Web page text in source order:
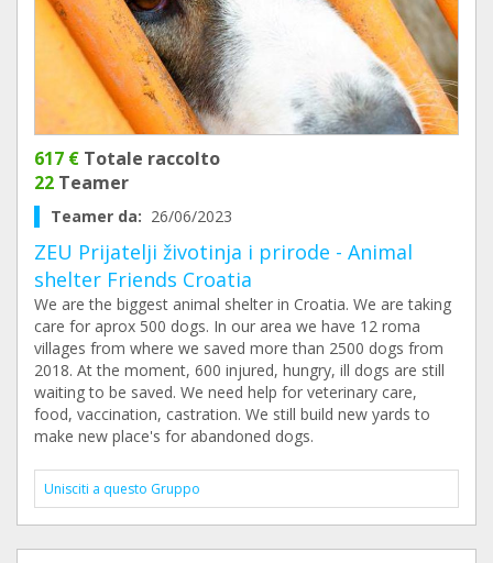
617 € Totale raccolto
22 Teamer
Teamer da: 26/06/2023
ZEU Prijatelji životinja i prirode - Animal
shelter Friends Croatia
We are the biggest animal shelter in Croatia. We are taking
care for aprox 500 dogs. In our area we have 12 roma
villages from where we saved more than 2500 dogs from
2018. At the moment, 600 injured, hungry, ill dogs are still
waiting to be saved. We need help for veterinary care,
food, vaccination, castration. We still build new yards to
make new place's for abandoned dogs.
Unisciti a questo Gruppo